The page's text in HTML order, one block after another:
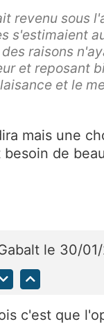
revenu sous
s'estimaient
raisons
et reposant
et le
mais une
de
le 30/
c'est que